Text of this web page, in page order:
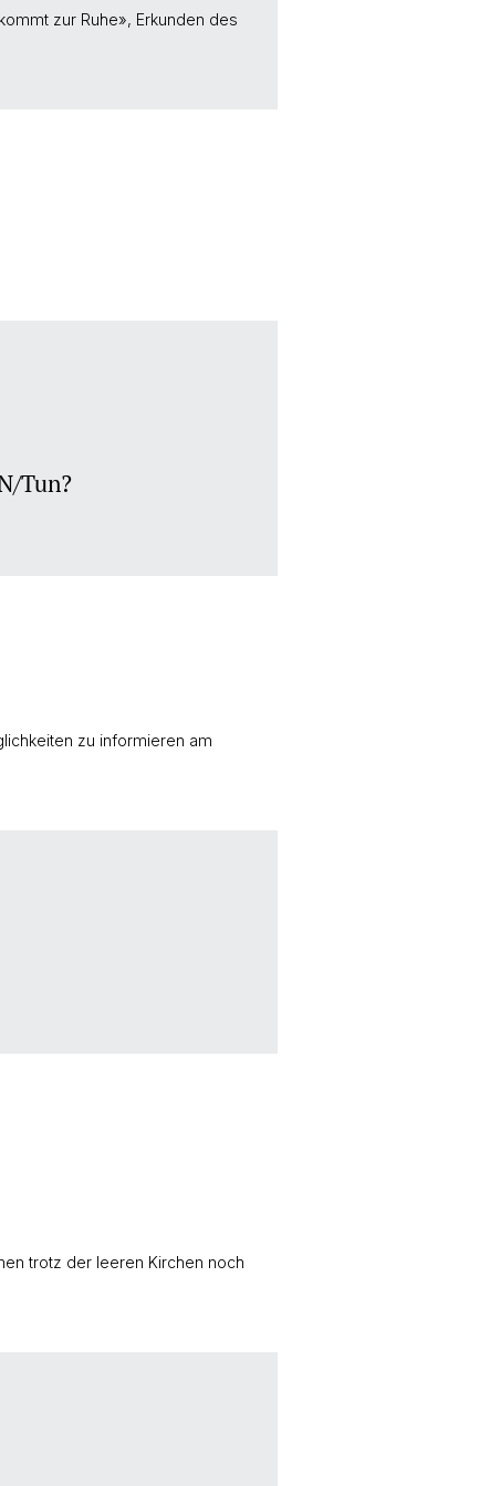
zur Ruhe», Erkunden des
Tun?
zu informieren am
trotz der leeren Kirchen noch